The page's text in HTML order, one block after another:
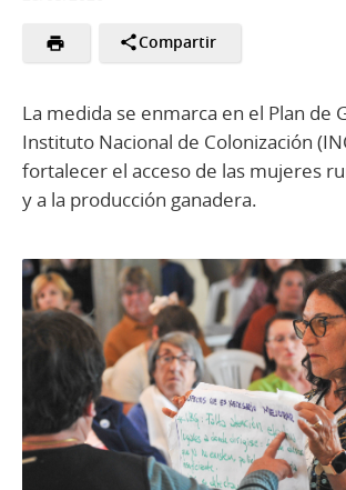
Compartir
La medida se enmarca en el Plan de
Instituto Nacional de Colonización
fortalecer el acceso de las mujeres
y a la producción ganadera.